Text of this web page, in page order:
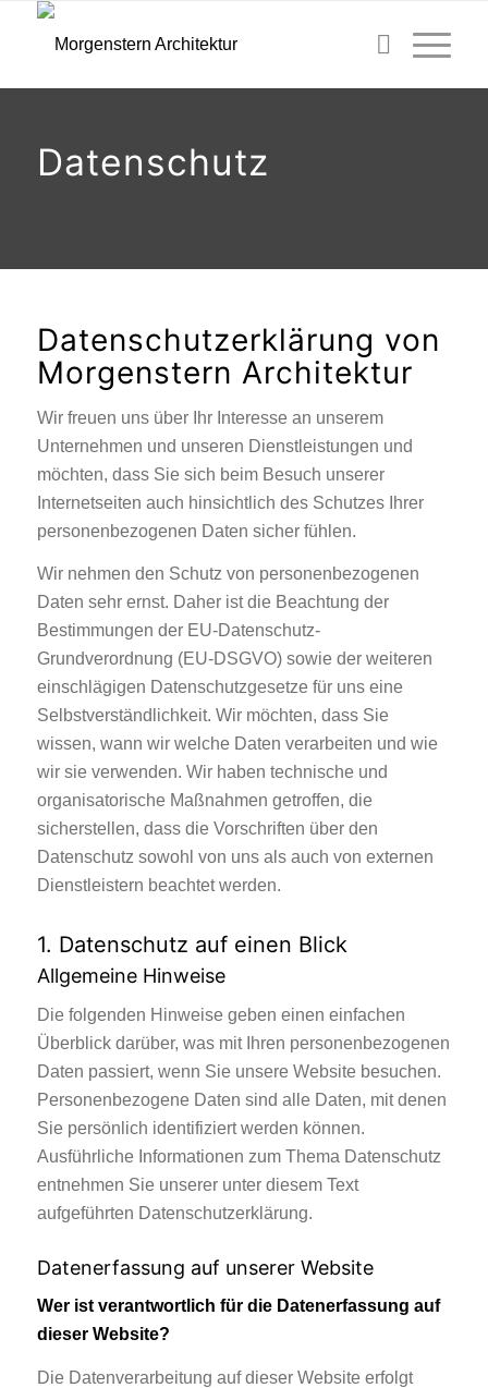
Datenschutz
Datenschutzerklärung von
Morgenstern Architektur
Wir freuen uns über Ihr Interesse an unserem
Unternehmen und unseren Dienstleistungen und
möchten, dass Sie sich beim Besuch unserer
Internetseiten auch hinsichtlich des Schutzes Ihrer
personenbezogenen Daten sicher fühlen.
Wir nehmen den Schutz von personenbezogenen
Daten sehr ernst. Daher ist die Beachtung der
Bestimmungen der EU-Datenschutz-
Grundverordnung (EU-DSGVO) sowie der weiteren
einschlägigen Datenschutzgesetze für uns eine
Selbstverständlichkeit. Wir möchten, dass Sie
wissen, wann wir welche Daten verarbeiten und wie
wir sie verwenden. Wir haben technische und
organisatorische Maßnahmen getroffen, die
sicherstellen, dass die Vorschriften über den
Datenschutz sowohl von uns als auch von externen
Dienstleistern beachtet werden.
1. Datenschutz auf einen Blick
Allgemeine Hinweise
Die folgenden Hinweise geben einen einfachen
Überblick darüber, was mit Ihren personenbezogenen
Daten passiert, wenn Sie unsere Website besuchen.
Personenbezogene Daten sind alle Daten, mit denen
Sie persönlich identifiziert werden können.
Ausführliche Informationen zum Thema Datenschutz
entnehmen Sie unserer unter diesem Text
aufgeführten Datenschutzerklärung.
Datenerfassung auf unserer Website
Wer ist verantwortlich für die Datenerfassung auf
dieser Website?
Die Datenverarbeitung auf dieser Website erfolgt